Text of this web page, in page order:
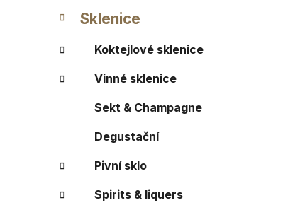
P
s
r
í
p
a
Přeskočit
kategorie
a
e
g
o
Sklenice
Koktejlové sklenice
Vinné sklenice
Sekt & Champagne
Degustační
Pivní sklo
Spirits & liquers